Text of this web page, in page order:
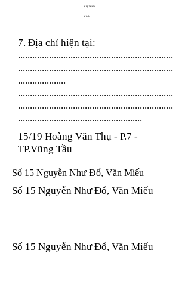
Việt Nam
Kinh
7. Địa chỉ hiện tại:
.................................................................
.................................................................
....................
.................................................................
.................................................................
....................................................
15/19 Hoàng Văn Thụ - P.7 -
TP.Vũng Tầu
Số 15 Nguyễn Như Đổ, Văn Miếu
Số 15 Nguyễn Như Đổ, Văn Miếu
Số 15 Nguyễn Như Đổ, Văn Miếu